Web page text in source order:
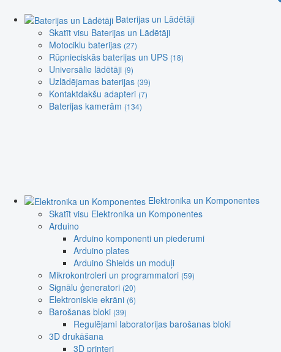
Baterijas un Lādētāji
Skatīt visu Baterijas un Lādētāji
Motociklu baterijas (27)
Rūpnieciskās baterijas un UPS (18)
Universālie lādētāji (9)
Uzlādējamas baterijas (39)
Kontaktdakšu adapteri (7)
Baterijas kamerām (134)
Elektronika un Komponentes
Skatīt visu Elektronika un Komponentes
Arduino
Arduino komponenti un piederumi
Arduino plates
Arduino Shields un moduļi
Mikrokontroleri un programmatori (59)
Signālu ģeneratori (20)
Elektroniskie ekrāni (6)
Barošanas bloki (39)
Regulējami laboratorijas barošanas bloki
3D drukāšana
3D printeri